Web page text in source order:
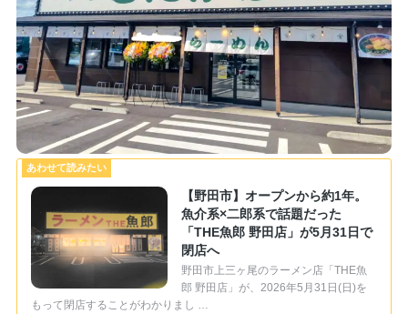
【野田市】オープンから約1年。
魚介系×二郎系で話題だった
「THE魚郎 野田店」が5月31日で
閉店へ
野田市上三ヶ尾のラーメン店「THE魚
郎 野田店」が、2026年5月31日(日)を
もって閉店することがわかりまし …